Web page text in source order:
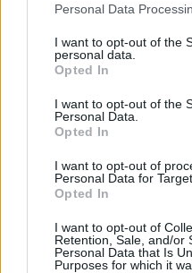
Personal Data
I want to opt-out of the
personal data.
Opted In
I want to opt-out of the
Personal Data.
Opted In
I want to opt-out of
Personal Data for
Opted In
I want to opt-out of
Retention, Sale, and/or
Personal Data that Is
Purposes for which it
Sedlčansko
Jeden z bodů k
a firmou Agir splněn